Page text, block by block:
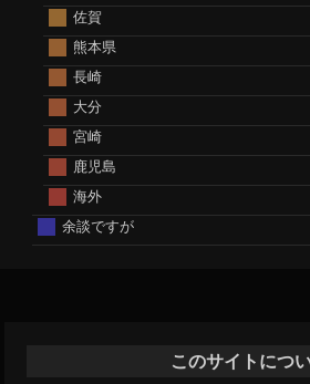
佐賀
熊本県
長崎
大分
宮崎
鹿児島
海外
余談ですが
このサイトにつ